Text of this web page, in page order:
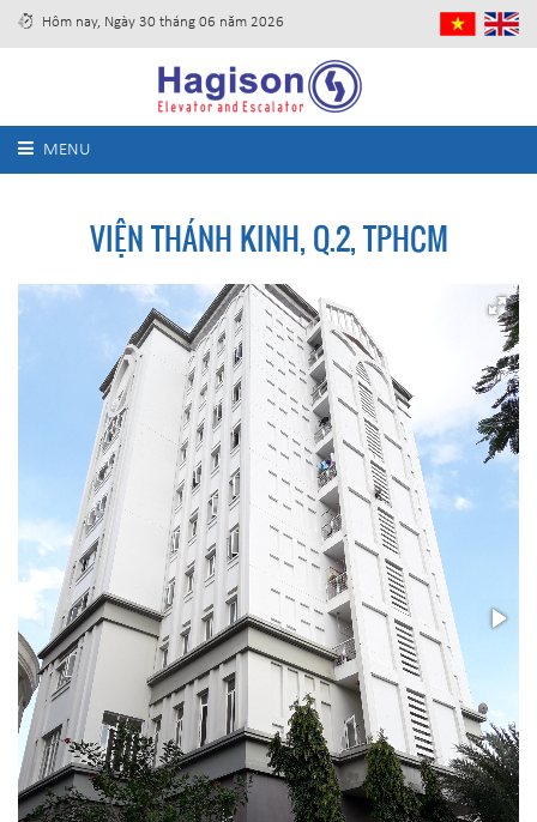
Hôm nay, Ngày 30 tháng 06 năm 2026
MENU
VIỆN THÁNH KINH, Q.2, TPHCM